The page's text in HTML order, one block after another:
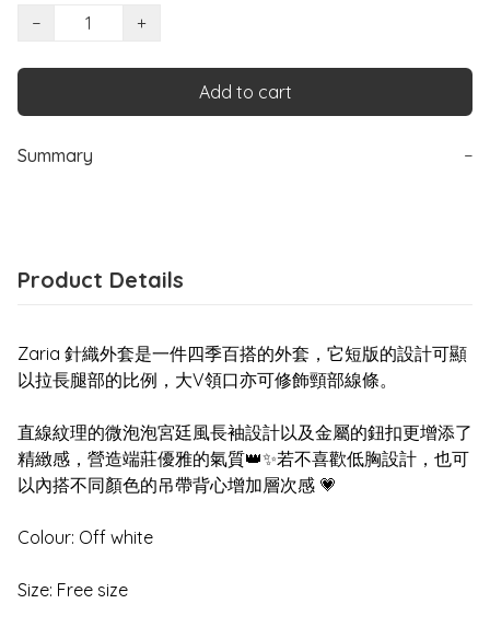
−
+
Add to cart
Summary −
Product Details
Zaria 針織外套是一件四季百搭的外套，它短版的設計可顯
以拉長腿部的比例，大V領口亦可修飾頸部線條。
直線紋理的微泡泡宮廷風長袖設計以及金屬的鈕扣更增添了
精緻感，營造端莊優雅的氣質👑✨若不喜歡低胸設計，也可
以內搭不同顏色的吊帶背心增加層次感 💗
Colour: Off white
Size: Free size